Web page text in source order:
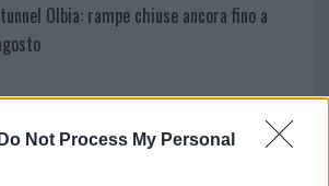
Do Not Process My Personal
Olbia: rampe chiuse ancora fino a
conquista la classifica delle mete più
dell’estate 2026